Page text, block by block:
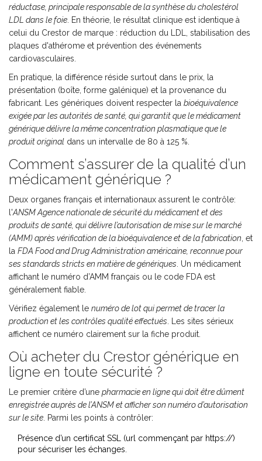
réductase, principale responsable de la synthèse du cholestérol
LDL dans le foie . En théorie, le résultat clinique est identique à
celui du Crestor de marque : réduction du LDL, stabilisation des
plaques d'athérome et prévention des événements
cardiovasculaires.
En pratique, la différence réside surtout dans le prix, la
présentation (boîte, forme galénique) et la provenance du
fabricant. Les génériques doivent respecter la bioéquivalence
exigée par les autorités de santé, qui garantit que le médicament
générique délivre la même concentration plasmatique que le
produit original dans un intervalle de 80 à 125 %.
Comment s’assurer de la qualité d’un
médicament générique ?
Deux organes français et internationaux assurent le contrôle:
l'ANSMAgence nationale de sécurité du médicament et des
produits de santé, qui délivre l’autorisation de mise sur le marché
(AMM) après vérification de la bioéquivalence et de la fabrication , et
la FDA Food and Drug Administration américaine, reconnue pour
ses standards stricts en matière de génériques . Un médicament
affichant le numéro d’AMM français ou le code FDA est
généralement fiable.
Vérifiez également le numéro de lotqui permet de tracer la
production et les contrôles qualité effectués . Les sites sérieux
affichent ce numéro clairement sur la fiche produit.
Où acheter du Crestor générique en
ligne en toute sécurité ?
Le premier critère d’une pharmacie en lignequi doit être dûment
enregistrée auprès de l’ANSM et afficher son numéro d’autorisation
sur le site . Parmi les points à contrôler:
Présence d’un certificat SSL (url commençant par https://)
pour sécuriser les échanges.